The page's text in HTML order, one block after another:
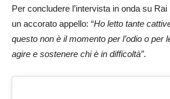
Per concludere l’intervista in onda su Rai
un accorato appello: “Ho letto tante
questo non è il momento per l’odio o per
agire e sostenere chi è in difficoltà”.